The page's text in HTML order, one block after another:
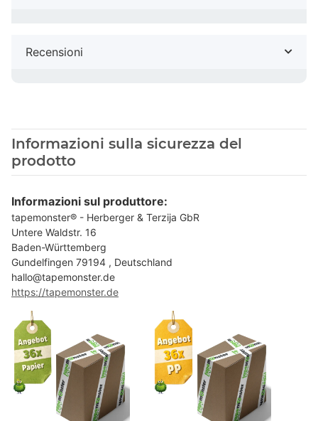
Recensioni
Informazioni sulla sicurezza del
prodotto
Informazioni sul produttore:
tapemonster® - Herberger & Terzija GbR
Untere Waldstr. 16
Baden-Württemberg
Gundelfingen 79194 , Deutschland
hallo@tapemonster.de
https://tapemonster.de